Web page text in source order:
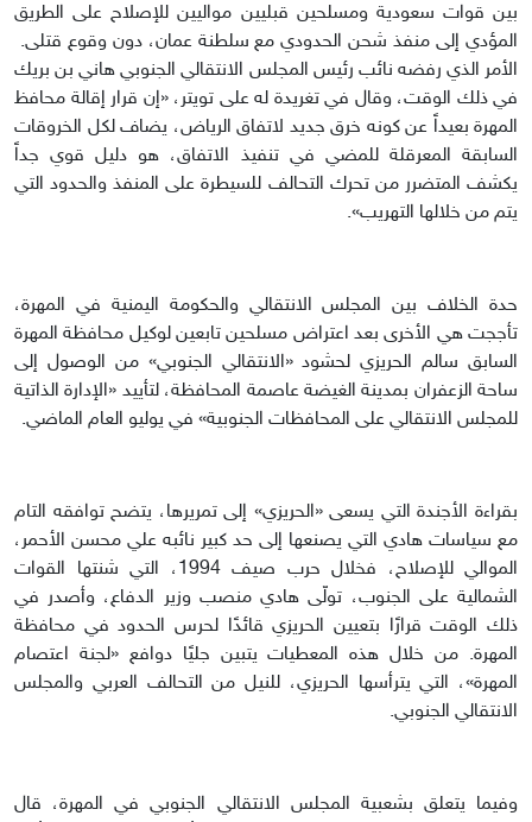
بين قوات سعودية ومسلحين قبليين مواليين للإصلاح على الطريق
المؤدي إلى منفذ شحن الحدودي مع سلطنة عمان، دون وقوع قتلى.
الأمر الذي رفضه نائب رئيس المجلس الانتقالي الجنوبي هاني بن بريك
في ذلك الوقت، وقال في تغريدة له على تويتر، «إن قرار إقالة محافظ
المهرة بعيداً عن كونه خرق جديد لاتفاق الرياض، يضاف لكل الخروقات
السابقة المعرقلة للمضي في تنفيذ الاتفاق، هو دليل قوي جداً
يكشف المتضرر من تحرك التحالف للسيطرة على المنفذ والحدود التي
يتم من خلالها التهريب».
حدة الخلاف بين المجلس الانتقالي والحكومة اليمنية في المهرة،
تأججت هي الأخرى بعد اعتراض مسلحين تابعين لوكيل محافظة المهرة
السابق سالم الحريزي لحشود «الانتقالي الجنوبي» من الوصول إلى
ساحة الزعفران بمدينة الغيضة عاصمة المحافظة، لتأييد «الإدارة الذاتية
للمجلس الانتقالي على المحافظات الجنوبية» في يوليو العام الماضي.
بقراءة الأجندة التي يسعى «الحريزي» إلى تمريرها، يتضح توافقه التام
مع سياسات هادي التي يصنعها إلى حد كبير نائبه علي محسن الأحمر،
الموالي للإصلاح، فخلال حرب صيف 1994، التي شنتها القوات
الشمالية على الجنوب، تولّى هادي منصب وزير الدفاع، وأصدر في
ذلك الوقت قرارًا بتعيين الحريزي قائدًا لحرس الحدود في محافظة
المهرة. من خلال هذه المعطيات يتبين جليًا دوافع «لجنة اعتصام
المهرة»، التي يترأسها الحريزي، للنيل من التحالف العربي والمجلس
الانتقالي الجنوبي.
وفيما يتعلق بشعبية المجلس الانتقالي الجنوبي في المهرة، قال